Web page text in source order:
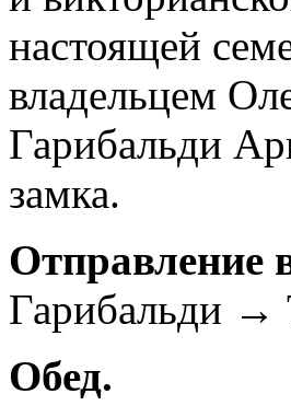
настоящей
владельцем
Гарибальди
замка.
Отправление
Гарибальди →
Обед.